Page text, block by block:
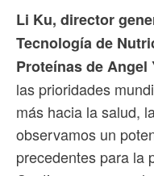
Li Ku, director
Tecnología de
Proteínas de Angel
las prioridades
más hacia la salud,
observamos un
precedentes para la